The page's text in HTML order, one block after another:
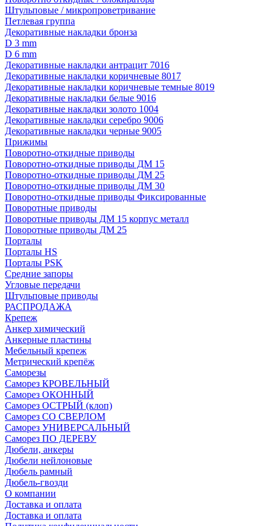
Штульповые / микропроветривание
Петлевая группа
Декоративные накладки бронза
D 3 mm
D 6 mm
Декоративные накладки антрацит 7016
Декоративные накладки коричневые 8017
Декоративные накладки коричневые темные 8019
Декоративные накладки белые 9016
Декоративные накладки золото 1004
Декоративные накладки серебро 9006
Декоративные накладки черные 9005
Прижимы
Поворотно-откидные приводы
Поворотно-откидные приводы ДМ 15
Поворотно-откидные приводы ДМ 25
Поворотно-откидные приводы ДМ 30
Поворотно-откидные приводы Фиксированные
Поворотные приводы
Поворотные приводы ДМ 15 корпус металл
Поворотные приводы ДМ 25
Порталы
Порталы HS
Порталы PSK
Средние запоры
Угловые передачи
Штульповые приводы
РАСПРОДАЖА
Крепеж
Анкер химический
Анкерные пластины
Мебельный крепеж
Метрический крепёж
Саморезы
Саморез КРОВЕЛЬНЫЙ
Саморез ОКОННЫЙ
Саморез ОСТРЫЙ (клоп)
Саморез СО СВЕРЛОМ
Саморез УНИВЕРСАЛЬНЫЙ
Саморез ПО ДЕРЕВУ
Дюбели, анкеры
Дюбели нейлоновые
Дюбель рамный
Дюбель-гвозди
О компании
Доставка и оплата
Доставка и оплата